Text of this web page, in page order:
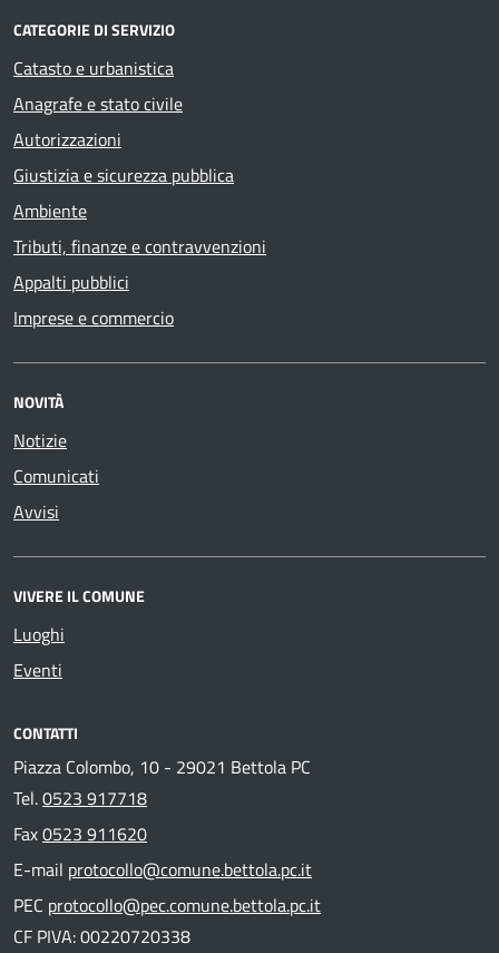
CATEGORIE DI SERVIZIO
Catasto e urbanistica
Anagrafe e stato civile
Autorizzazioni
Giustizia e sicurezza pubblica
Ambiente
Tributi, finanze e contravvenzioni
Appalti pubblici
Imprese e commercio
NOVITÀ
Notizie
Comunicati
Avvisi
VIVERE IL COMUNE
Luoghi
Eventi
CONTATTI
Piazza Colombo, 10 - 29021 Bettola PC
Tel.0523 917718
Fax0523 911620
E-mail protocollo@comune.bettola.pc.it
PEC protocollo@pec.comune.bettola.pc.it
CF PIVA: 00220720338